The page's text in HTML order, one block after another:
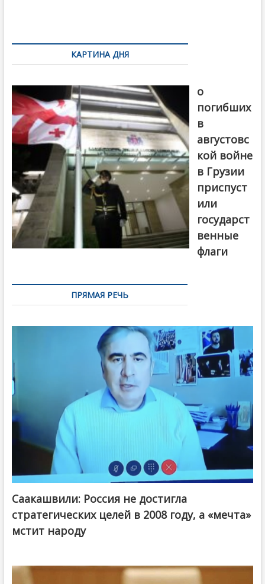
по
записямКАРТИНА ДНЯ
о
погибших
в
августовс
кой войне
в Грузии
приспуст
или
государст
венные
флаги
ПРЯМАЯ РЕЧЬ
Саакашвили: Россия не достигла
стратегических целей в 2008 году, а «мечта»
мстит народу